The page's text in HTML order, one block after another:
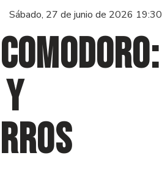
Sábado, 27 de junio de 2026 19:30